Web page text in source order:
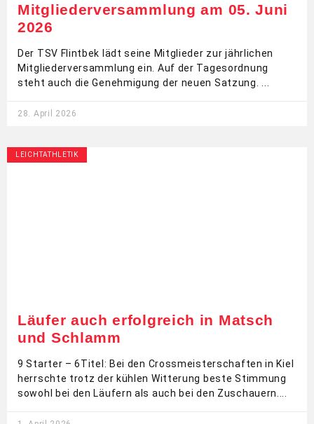
Mitgliederversammlung am 05. Juni
2026
Der TSV Flintbek lädt seine Mitglieder zur jährlichen
Mitgliederversammlung ein. Auf der Tagesordnung
steht auch die Genehmigung der neuen Satzung.
28. April 2026
LEICHTATHLETIK
Läufer auch erfolgreich in Matsch
und Schlamm
9 Starter – 6Titel: Bei den Crossmeisterschaften in Kiel
herrschte trotz der kühlen Witterung beste Stimmung
sowohl bei den Läufern als auch bei den Zuschauern.